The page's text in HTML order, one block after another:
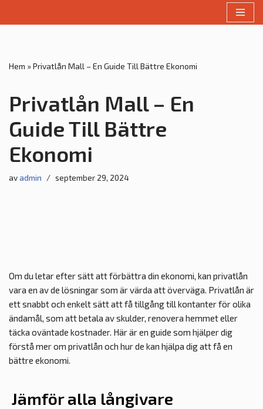
Hem »Privatlån Mall – En Guide Till Bättre Ekonomi
Privatlån Mall – En
Guide Till Bättre
Ekonomi
avadmin september 29, 2024
Om du letar efter sätt att förbättra din ekonomi, kan privatlån
vara en av de lösningar som är värda att överväga. Privatlån är
ett snabbt och enkelt sätt att få tillgång till kontanter för olika
ändamål, som att betala av skulder, renovera hemmet eller
täcka oväntade kostnader. Här är en guide som hjälper dig
förstå mer om privatlån och hur de kan hjälpa dig att få en
bättre ekonomi.
Jämför alla långivare